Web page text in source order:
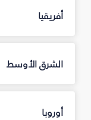
أفريقيا
الشرق الأوسط
أوروبا